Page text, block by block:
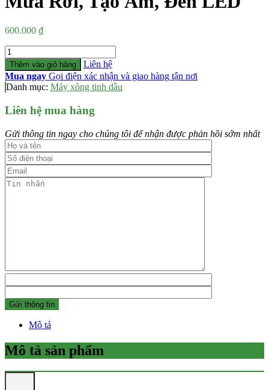
600.000 ₫
Số
lượng
Thêm vào giỏ hàng
Liên hệ
Mua ngay Gọi điện xác nhận và giao hàng tận nơi
Danh mục: Máy xông tinh dầu
Liên hệ mua hàng
Gửi thông tin ngay cho chúng tôi để nhận được phản hồi sớm nhất
Mô tả
Mô tả sản phẩm